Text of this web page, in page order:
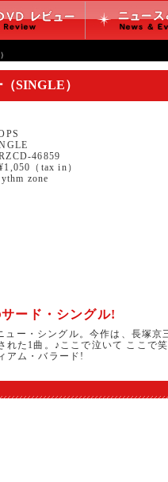
SINGLE）
46859
（tax in）
zone
ード・シングル!
ー・シングル。今作は、長塚京
た1曲。♪ここで泣いて ここで
アム・バラード!